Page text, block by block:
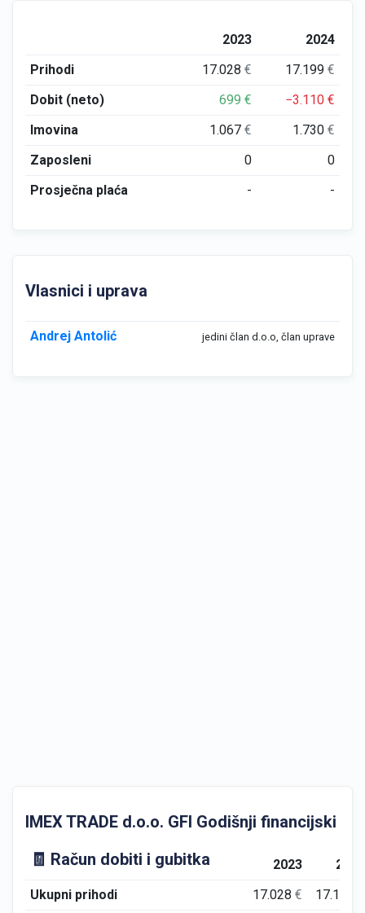
2023
2024
Prihodi
17.028€ 17.199€
Dobit (neto)
699€ −3.110€
Imovina
1.067€ 1.730€
Zaposleni
0
0
Prosječna plaća
- -
Vlasnici i uprava
Andrej Antolić jedini član d.o.o, član uprave
IMEX TRADE d.o.o. GFI Godišnji financijski
🧾 Račun dobiti i gubitka
2023
2024
Ukupni prihodi
17.028€ 17.199